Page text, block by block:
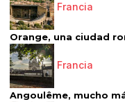
Francia
Orange, una ciudad
Francia
Angoulême, mucho